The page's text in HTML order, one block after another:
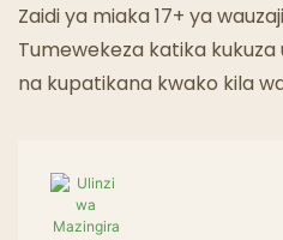
Zaidi ya miaka 17+ ya
Tumewekeza katika
na kupatikana kwako kila